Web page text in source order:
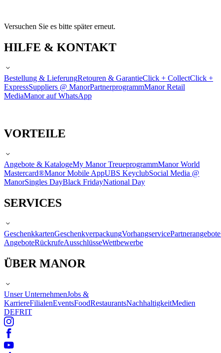
Versuchen Sie es bitte später erneut.
HILFE & KONTAKT
Bestellung & LieferungRetouren & GarantieClick + CollectClick +
ExpressSuppliers @ ManorPartnerprogrammManor Retail
MediaManor auf WhatsApp
VORTEILE
Angebote & KatalogeMy Manor TreueprogrammManor World
Mastercard®Manor Mobile AppUBS KeyclubSocial Media @
ManorSingles DayBlack FridayNational Day
SERVICES
GeschenkkartenGeschenkverpackungVorhangservicePartnerangebote
AngeboteRückrufeAusschlüsseWettbewerbe
ÜBER MANOR
Unser UnternehmenJobs &
KarriereFilialenEventsFoodRestaurantsNachhaltigkeitMedien
DEFRIT